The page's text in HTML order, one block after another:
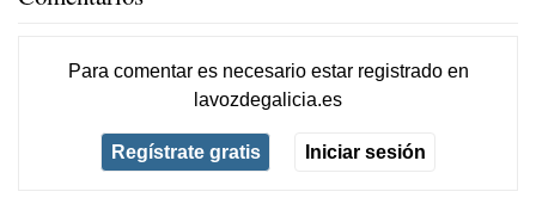
Para comentar es necesario estar registradoen
lavozdegalicia.es
Regístrate gratis Iniciar sesión